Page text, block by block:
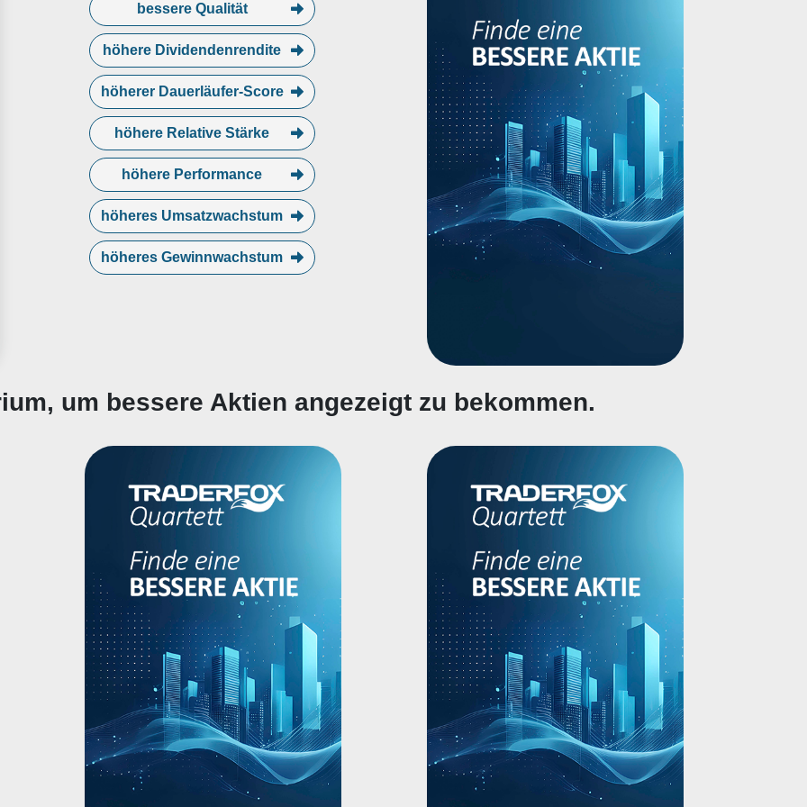
bessere Qualität
höhere Dividendenrendite
höherer Dauerläufer-Score
höhere Relative Stärke
höhere Performance
höheres Umsatzwachstum
höheres Gewinnwachstum
um bessere Aktien angezeigt zu bekommen.